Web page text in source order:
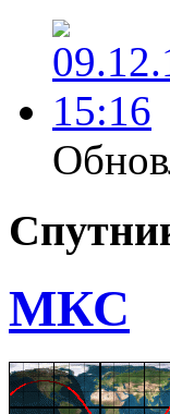
МКС